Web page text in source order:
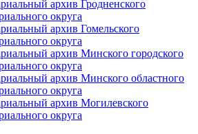
архив Гродненского
округа
архив Гомельского
округа
архив Минского городского
округа
архив Минского областного
округа
архив Могилевского
округа